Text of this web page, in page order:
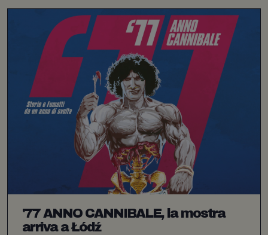
'77 ANNO CANNIBALE, la mostra
arriva a Łódź